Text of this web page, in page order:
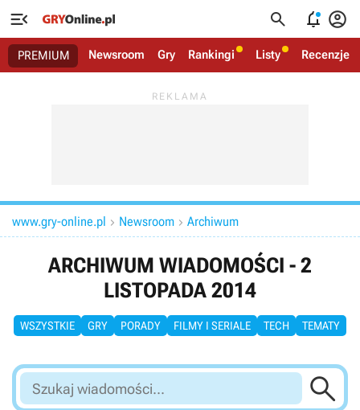
   
PREMIUM Newsroom Gry Rankingi Listy Recenzje
www.gry-online.pl  Newsroom  Archiwum
ARCHIWUM WIADOMOŚCI - 2
LISTOPADA 2014
WSZYSTKIE GRY PORADY FILMY I SERIALE TECH TEMATY
Szukaj
wiadomości...
